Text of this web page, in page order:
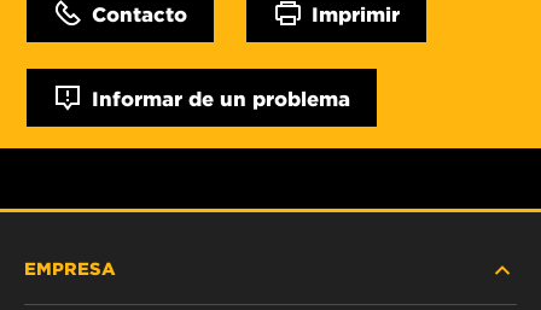
Contacto Imprimir
Informar de un problema
EMPRESA